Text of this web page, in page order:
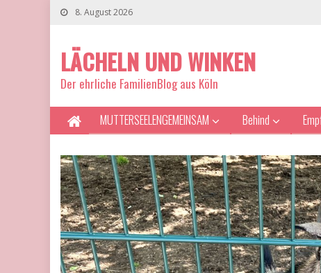
8. August 2026
LÄCHELN UND WINKEN
Der ehrliche FamilienBlog aus Köln
MUTTERSEELENGEMEINSAM Behind